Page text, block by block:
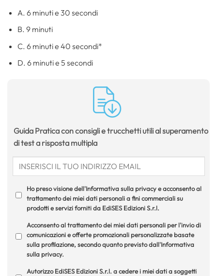
A. 6 minuti e 30 secondi
B. 9 minuti
C. 6 minuti e 40 secondi*
D. 6 minuti e 5 secondi
Guida Pratica con consigli e trucchetti utili al superamento
di test a risposta multipla
Ho preso visione dell'Informativa sulla privacy e acconsento al
trattamento dei miei dati personali a fini commerciali su
prodotti e servizi forniti da EdiSES Edizioni S.r.l.
Acconsento al trattamento dei miei dati personali per l'invio di
comunicazioni e offerte promozionali personalizzate basate
sulla profilazione, secondo quanto previsto dall'Informativa
sulla privacy.
Autorizzo EdiSES Edizioni S.r.l. a cedere i miei dati a soggetti